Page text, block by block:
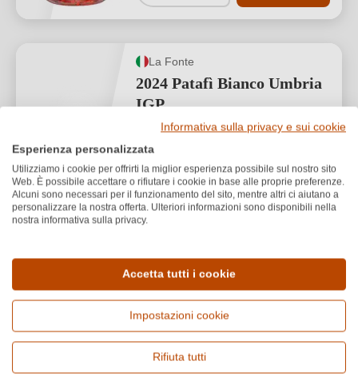
La Fonte
2024 Patafì Bianco Umbria
IGP
Cuvée (Bianco)
Secco / Dry
12,00 €
1
Informativa sulla privacy e sui cookie
Esperienza personalizzata
Utilizziamo i cookie per offrirti la miglior esperienza possibile sul nostro sito
Web. È possibile accettare o rifiutare i cookie in base alle proprie preferenze.
Alcuni sono necessari per il funzionamento del sito, mentre altri ci aiutano a
personalizzare la nostra offerta. Ulteriori informazioni sono disponibili nella
nostra informativa sulla privacy.
Accetta tutti i cookie
Impostazioni cookie
Rifiuta tutti